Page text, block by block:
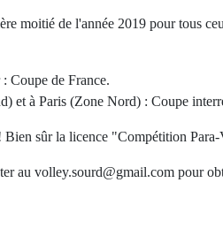
moitié de l'année 2019 pour tous
Coupe de France.
et à Paris (Zone Nord) : Coupe
Bien sûr la licence "Compétition
au volley.sourd@gmail.com pour